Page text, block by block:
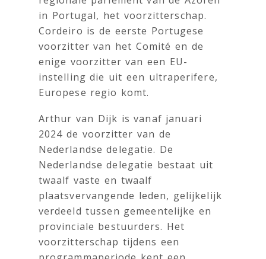
in Portugal, het voorzitterschap.
Cordeiro is de eerste Portugese
voorzitter van het Comité en de
enige voorzitter van een EU-
instelling die uit een ultraperifere,
Europese regio komt.
Arthur van Dijk is vanaf januari
2024 de voorzitter van de
Nederlandse delegatie. De
Nederlandse delegatie bestaat uit
twaalf vaste en twaalf
plaatsvervangende leden, gelijkelijk
verdeeld tussen gemeentelijke en
provinciale bestuurders. Het
voorzitterschap tijdens een